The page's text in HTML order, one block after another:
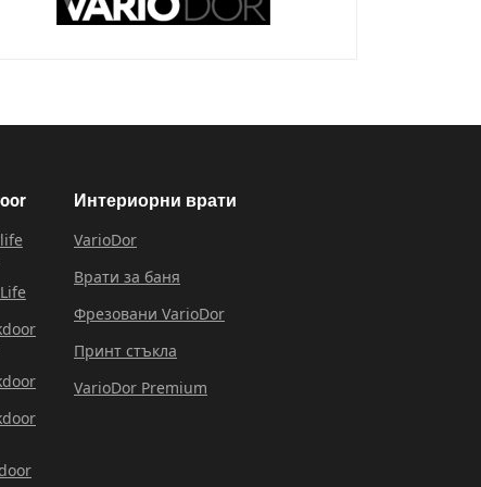
Интериорни врати
VarioDor
Врати за баня
Фрезовани VarioDor
Принт стъкла
VarioDor Premium